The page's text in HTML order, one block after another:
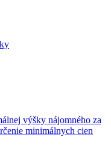
výšky nájomného za
minimálnych cien